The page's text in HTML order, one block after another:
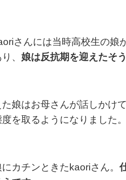
さんには当時高校生の娘
り、娘は反抗期を迎えたそう
た娘はお母さんが話しかけ
を取るようになりました。
カチンときたkaoriさん。